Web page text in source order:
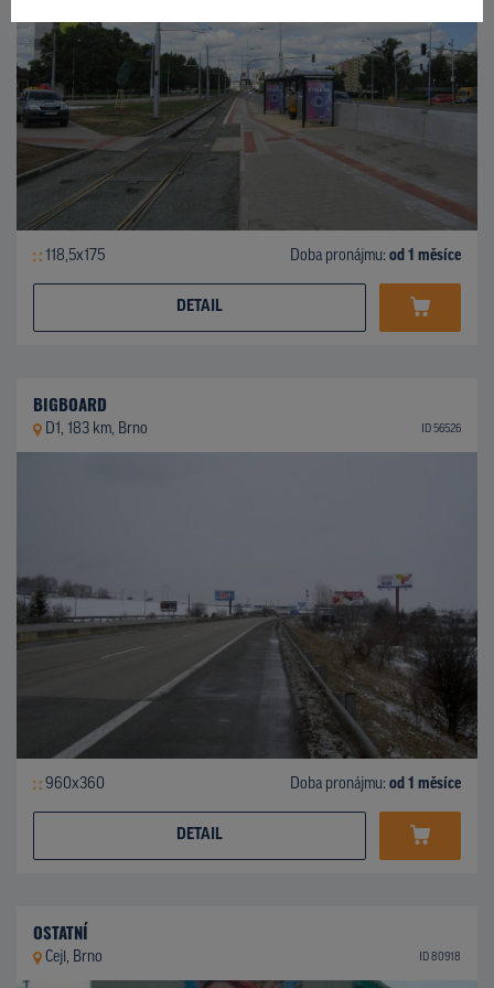
118,5x175 Doba pronájmu: od 1 měsíce
DETAIL
BIGBOARD
D1, 183 km, Brno ID 56526
960x360 Doba pronájmu: od 1 měsíce
DETAIL
OSTATNÍ
Cejl, Brno ID 80918